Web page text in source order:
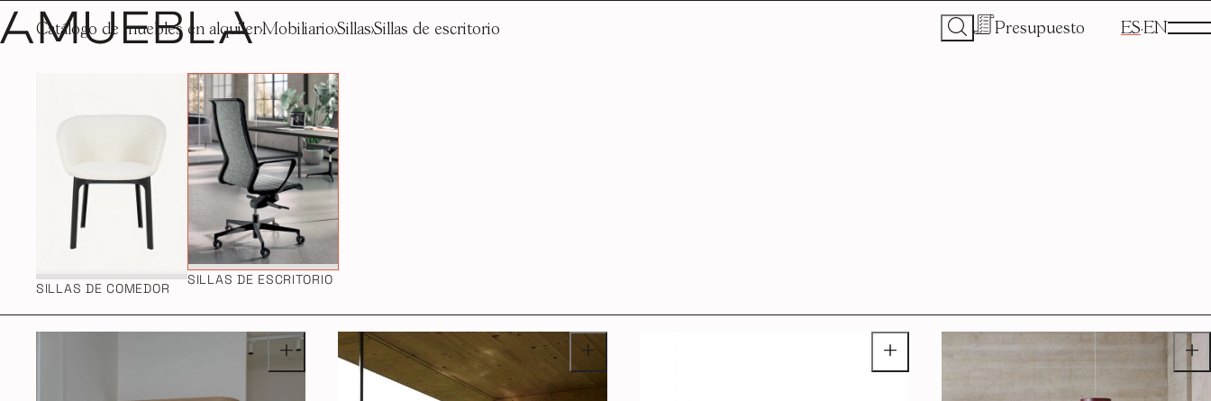
Presupuesto ES EN
Catálogo de muebles en alquilerMobiliario Sillas Sillas de escritorio
SILLAS DE COMEDOR
SILLAS DE ESCRITORIO